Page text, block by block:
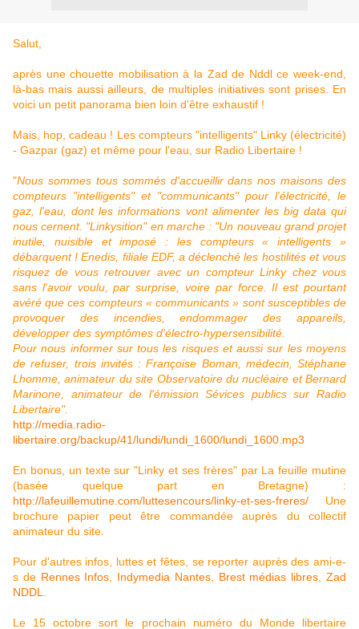
Salut,
après une chouette mobilisation à la Zad de Nddl ce week-end,
là-bas mais aussi ailleurs, de multiples initiatives sont prises. En
voici un petit panorama bien loin d'être exhaustif !
Mais, hop, cadeau ! Les compteurs "intelligents" Linky (électricité)
- Gazpar (gaz) et même pour l'eau, sur Radio Libertaire !
"Nous sommes tous sommés d'accueillir dans nos maisons des
compteurs "intelligents" et "communicants" pour l'électricité, le
gaz, l'eau, dont les informations vont alimenter les big data qui
nous cernent. "Linkysition" en marche : "Un nouveau grand projet
inutile, nuisible et imposé : les compteurs « intelligents »
débarquent ! Enedis, filiale EDF, a déclenché les hostilités et vous
risquez de vous retrouver avec un compteur Linky chez vous
sans l'avoir voulu, par surprise, voire par force. Il est pourtant
avéré que ces compteurs « communicants » sont susceptibles de
provoquer des incendies, endommager des appareils,
développer des symptômes d'électro-hypersensibilité.
Pour nous informer sur tous les risques et aussi sur les moyens
de refuser, trois invités : Françoise Boman, médecin, Stéphane
Lhomme, animateur du site Observatoire du nucléaire et Bernard
Marinone, animateur de l'émission Sévices publics sur Radio
Libertaire".
http://media.radio-
libertaire.org/backup/41/lundi/lundi_1600/lundi_1600.mp3
En bonus, un texte sur "Linky et ses frères" par La feuille mutine
(basée quelque part en Bretagne) :
http://lafeuillemutine.com/luttesencours/linky-et-ses-freres/ Une
brochure papier peut être commandée auprès du collectif
animateur du site.
Pour d'autres infos, luttes et fêtes, se reporter auprès des ami-e-
s de Rennes Infos Indymedia Nantes, Brest médias libres ,Zad
NDDL
Le 15 octobre sort le prochain numéro du Monde libertaire